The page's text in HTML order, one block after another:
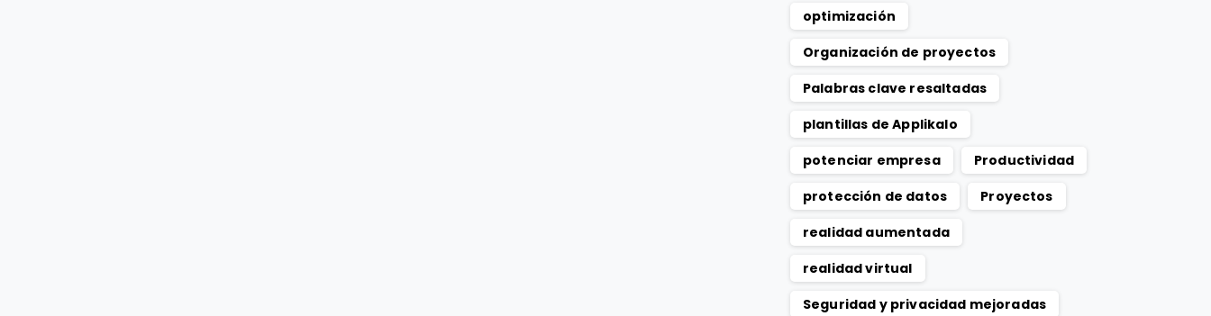
optimización
Organización de proyectos
Palabras clave resaltadas
plantillas de Applikalo
potenciar empresa
Productividad
protección de datos
Proyectos
realidad aumentada
realidad virtual
Seguridad y privacidad mejoradas